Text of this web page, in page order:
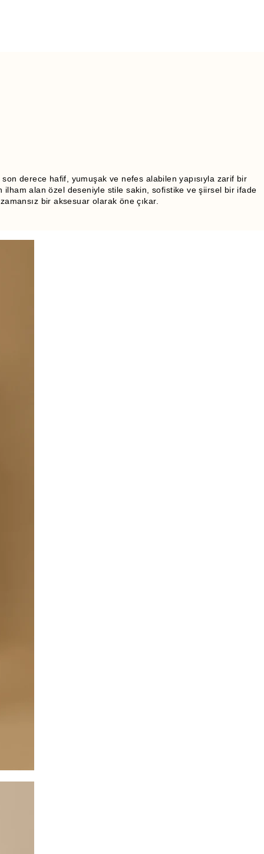
derece hafif, yumuşak ve nefes alabilen yapısıyla zarif bir
ilham alan özel deseniyle stile sakin, sofistike ve şiirsel bir ifade
bir aksesuar olarak öne çıkar.